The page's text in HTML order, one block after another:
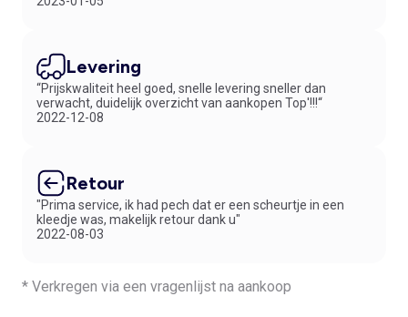
Levering
“Prijskwaliteit heel goed, snelle levering sneller dan
verwacht, duidelijk overzicht van aankopen Top'!!!“
2022-12-08
Retour
"Prima service, ik had pech dat er een scheurtje in een
kleedje was, makelijk retour dank u"
2022-08-03
* Verkregen via een vragenlijst na aankoop